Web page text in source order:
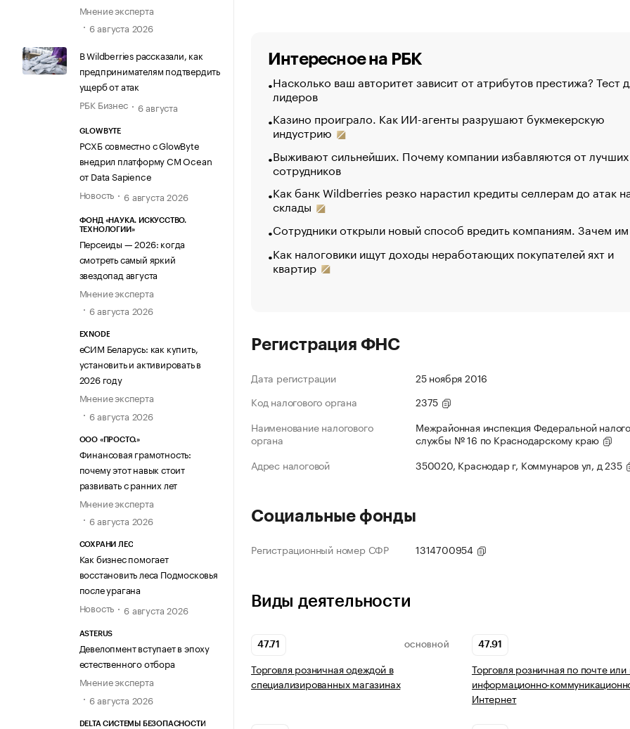
Мнение эксперта
6 августа 2026
В Wildberries рассказали, как
предпринимателям подтвердить
ущерб от атак
РБК Бизнес
6 августа
GLOWBYTE
РСХБ совместно с GlowByte
внедрил платформу CM Ocean
от Data Sapience
Новость
6 августа 2026
ФОНД «НАУКА. ИСКУССТВО.
ТЕХНОЛОГИИ»
Персеиды — 2026: когда
смотреть самый яркий
звездопад августа
Мнение эксперта
6 августа 2026
EXNODE
еСИМ Беларусь: как купить,
установить и активировать в
2026 году
Мнение эксперта
6 августа 2026
ООО «ПРОСТО.»
Финансовая грамотность:
почему этот навык стоит
развивать с ранних лет
Мнение эксперта
6 августа 2026
СОХРАНИ ЛЕС
Как бизнес помогает
восстановить леса Подмосковья
после урагана
Новость
6 августа 2026
ASTERUS
Девелопмент вступает в эпоху
естественного отбора
Мнение эксперта
6 августа 2026
DELTA СИСТЕМЫ БЕЗОПАСНОСТИ
Интересное на РБК
Насколько ваш авторитет зависит от атрибутов престижа? Тест
лидеров
Казино проиграло. Как ИИ-агенты разрушают букмекерскую
индустрию
Выживают сильнейших. Почему компании избавляются от лучших
сотрудников
Как банк Wildberries резко нарастил кредиты селлерам до атак
склады
Сотрудники открыли новый способ вредить компаниям. Зачем
Как налоговики ищут доходы неработающих покупателей яхт и
квартир
Регистрация ФНС
Дата регистрации
25 ноября 2016
Код налогового органа
2375
Наименование налогового
органа
Межрайонная инспекция Федеральной
службы № 16 по Краснодарскому краю
Адрес налоговой
350020, Краснодар г, Коммунаров ул, д 235
Социальные фонды
Регистрационный номер СФР 1314700954
Виды деятельности
47.71 ОСНОВНОЙ
Торговля розничная одеждой в
специализированных магазинах
47.91
Торговля розничная по почте или
информационно-
Интернет